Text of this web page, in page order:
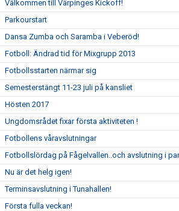
Välkommen till Värpinges Kickoff!
Parkourstart
Dansa Zumba och Saramba i Veberöd!
Fotboll: Ändrad tid för Mixgrupp 2013
Fotbollsstarten närmar sig
Semesterstängt 11-23 juli på kansliet
Hösten 2017
Ungdomsrådet fixar första aktiviteten !
Fotbollens våravslutningar
Fotbollslördag på Fågelvallen..och avslutning i
Nu är det helg igen!
Terminsavslutning i Tunahallen!
Första fulla veckan!